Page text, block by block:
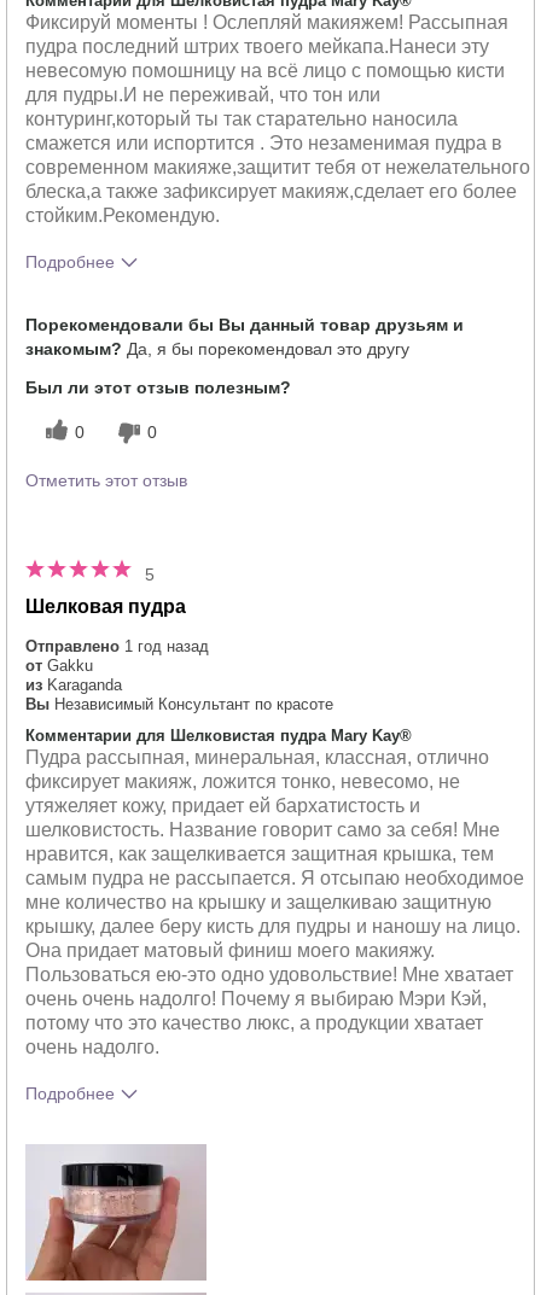
Фиксируй моменты ! Ослепляй макияжем! Рассыпная
пудра последний штрих твоего мейкапа.Нанеси эту
невесомую помошницу на всё лицо с помощью кисти
для пудры.И не переживай, что тон или
контуринг,который ты так старательно наносила
смажется или испортится . Это незаменимая пудра в
современном макияже,защитит тебя от нежелательного
блеска,а также зафиксирует макияж,сделает его более
стойким.Рекомендую.
Подробнее
продукта?
Как отличается опыт использования
этого продукта от декоративной
Порекомендовали бы Вы данный товар друзьям и
знакомым? Да, я бы порекомендовал это другу
Был ли этот отзыв полезным?
0 0
Отметить этот отзыв
5
Шелковая пудра
Отправлено 1 год назад
от Gakku
из Karaganda
Вы Независимый Консультант по красоте
Комментарии для Шелковистая пудра Mary Kay®
Пудра рассыпная, минеральная, классная, отлично
фиксирует макияж, ложится тонко, невесомо, не
утяжеляет кожу, придает ей бархатистость и
шелковистость. Название говорит само за себя! Мне
нравится, как защелкивается защитная крышка, тем
самым пудра не рассыпается. Я отсыпаю необходимое
мне количество на крышку и защелкиваю защитную
крышку, далее беру кисть для пудры и наношу на лицо.
Она придает матовый финиш моего макияжу.
Пользоваться ею-это одно удовольствие! Мне хватает
очень очень надолго! Почему я выбираю Мэри Кэй,
потому что это качество люкс, а продукции хватает
очень надолго.
Подробнее
продукта?
Как отличается опыт использования
этого продукта от декоративной
косметики других брендов?